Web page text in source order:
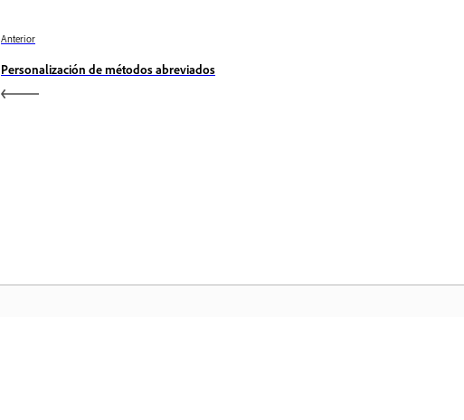
Anterior
Personalización de métodos abreviados